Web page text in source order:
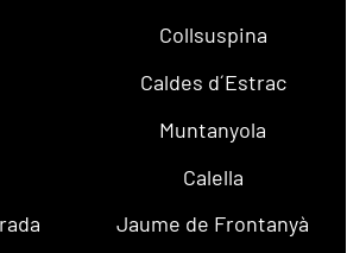
Collsuspina
Caldes d´Estrac
Muntanyola
Calella
Jaume de Frontanyà